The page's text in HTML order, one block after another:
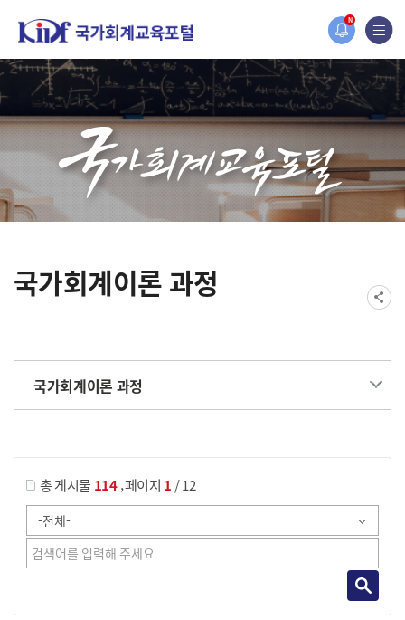
N
홈페이지가 새롭게 개편되었습니다.
한국조세재정연구원홈페이지가 새롭게 개설되었습니다.
국가회계이론 과정
국가회계이론 과정
총 게시물 114,페이지 1 / 12